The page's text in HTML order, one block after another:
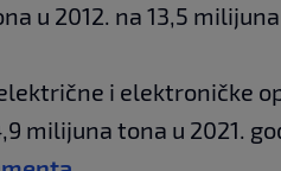
u 2012. na 13,5
i elektroničke
milijuna tona u 2021.